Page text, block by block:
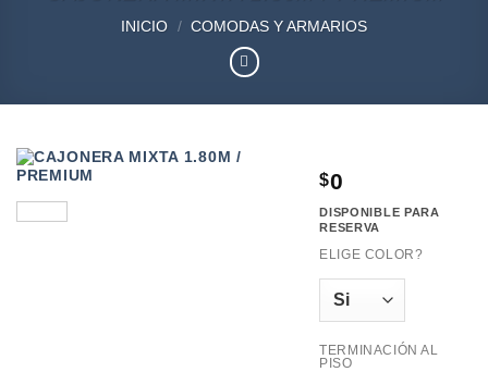
INICIO / COMODAS Y ARMARIOS
$0
DISPONIBLE PARA
RESERVA
ELIGE COLOR?
TERMINACIÓN AL
PISO